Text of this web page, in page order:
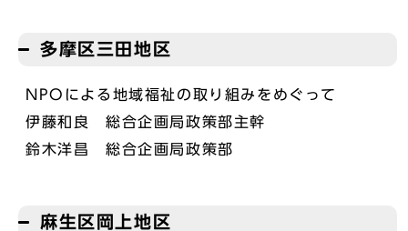
多摩区三田地区
NPOによる地域福祉の取り組みをめぐって
伊藤和良 総合企画局政策部主幹
鈴木洋昌 総合企画局政策部
麻生区岡上地区